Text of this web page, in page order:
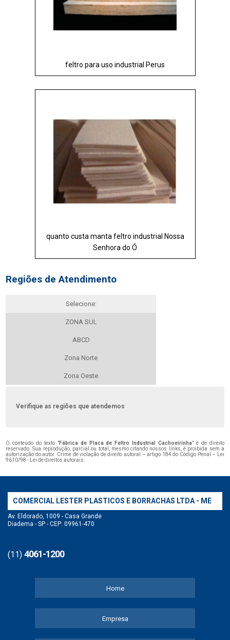
feltro para uso industrial Perus
quanto custa manta feltro industrial Nossa
Senhora do Ó
Regiões de Atendimento
Selecione:
ZONA SUL
ABCD
Zona Norte
Zona Oeste
Verifique as regiões que atendemos
O conteúdo do texto "Fábrica de Placa de Feltro Industrial Cachoeirinha" é de direito
reservado. Sua reprodução, parcial ou total, mesmo citando nossos links, é proibida sem a
autorização do autor. Crime de violação de direito autoral – artigo 184 do Código Penal – Lei
9610/98 - Lei de direitos autorais.
COMERCIAL LESTER PLASTICOS E BORRACHAS LTDA - ME
Av. Eldorado, 1009 - Casa Grande
Diadema - SP - CEP: 09961-470
(11) 4061-1200
Home
Empresa